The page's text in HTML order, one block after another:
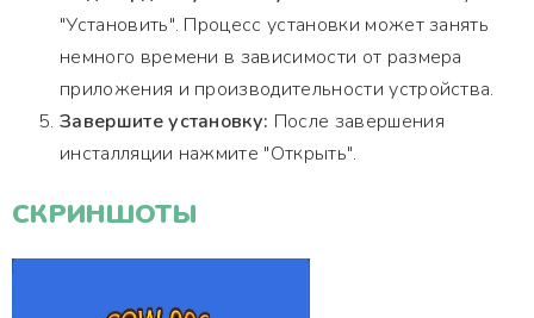
"Установить". Процесс установки может занять
немного времени в зависимости от размера
приложения и производительности устройства.
Завершите установку: После завершения
инсталляции нажмите "Открыть".
СКРИНШОТЫ